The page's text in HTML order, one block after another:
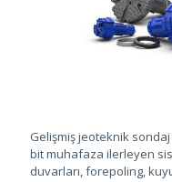
Gelişmiş jeoteknik
bit muhafaza ilerleyen
duvarları, forepoling,